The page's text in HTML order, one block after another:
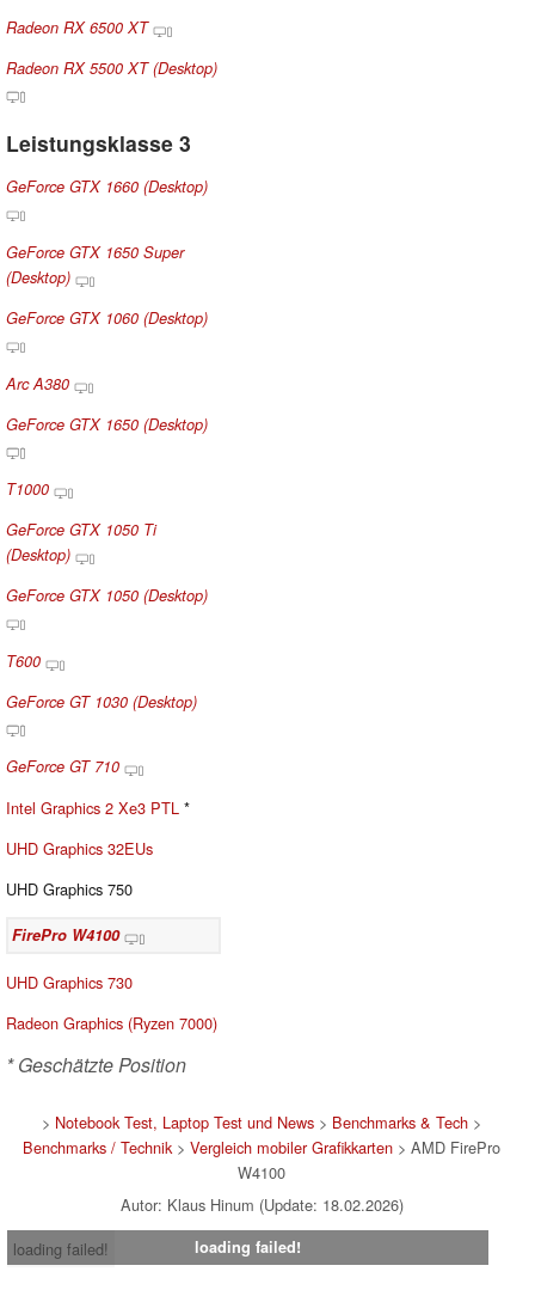
Radeon RX 6500 XT
Radeon RX 5500 XT (Desktop)
Leistungsklasse 3
GeForce GTX 1660 (Desktop)
GeForce GTX 1650 Super
(Desktop)
GeForce GTX 1060 (Desktop)
Arc A380
GeForce GTX 1650 (Desktop)
T1000
GeForce GTX 1050 Ti
(Desktop)
GeForce GTX 1050 (Desktop)
T600
GeForce GT 1030 (Desktop)
GeForce GT 710
Intel Graphics 2 Xe3 PTL *
UHD Graphics 32EUs
UHD Graphics 750
FirePro W4100
UHD Graphics 730
Radeon Graphics (Ryzen 7000)
* Geschätzte Position
> Notebook Test, Laptop Test und News > Benchmarks & Tech >
Benchmarks / Technik> Vergleich mobiler Grafikkarten > AMD FirePro
W4100
Autor: Klaus Hinum (Update: 18.02.2026)
loading failed!
loading failed!